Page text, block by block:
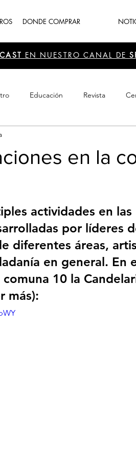
DONDE COMPRAR
EN NUESTRO CANAL DE
Educación Revista
en la
actividades en las
por líderes
diferentes áreas,
en general. En
10 la
más):